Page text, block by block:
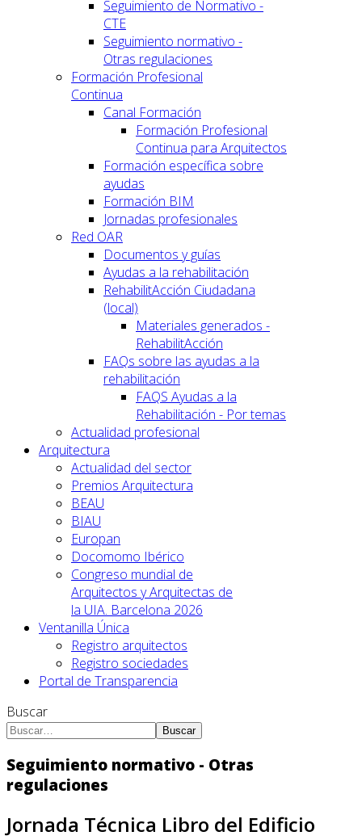
Seguimiento de Normativo -
CTE
Seguimiento normativo -
Otras regulaciones
Formación Profesional
Continua
Canal Formación
Formación Profesional
Continua para Arquitectos
Formación específica sobre
ayudas
Formación BIM
Jornadas profesionales
Red OAR
Documentos y guías
Ayudas a la rehabilitación
RehabilitAcción Ciudadana
(local)
Materiales generados -
RehabilitAcción
FAQs sobre las ayudas a la
rehabilitación
FAQS Ayudas a la
Rehabilitación - Por temas
Actualidad profesional
Arquitectura
Actualidad del sector
Premios Arquitectura
BEAU
BIAU
Europan
Docomomo Ibérico
Congreso mundial de
Arquitectos y Arquitectas de
la UIA. Barcelona 2026
Ventanilla Única
Registro arquitectos
Registro sociedades
Portal de Transparencia
Buscar
Buscar
Seguimiento normativo - Otras
regulaciones
Jornada Técnica Libro del Edificio